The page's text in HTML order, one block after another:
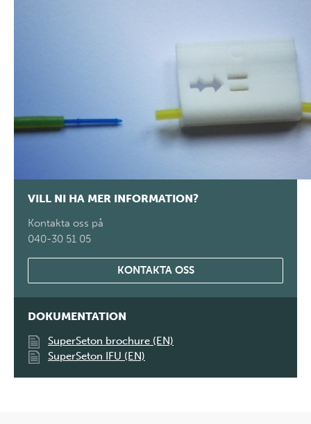
VILL NI HA MER INFORMATION?
Kontakta oss på
040-30 51 05
KONTAKTA OSS
DOKUMENTATION
SuperSeton brochure (EN)
SuperSeton IFU (EN)